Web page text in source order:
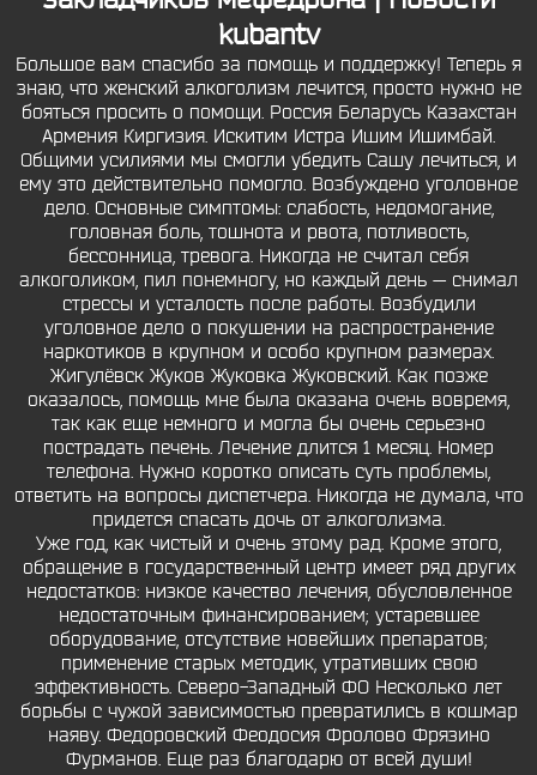
kubantv
Большое вам спасибо за помощь и поддержку! Теперь я
знаю, что женский алкоголизм лечится, просто нужно не
бояться просить о помощи. Россия Беларусь Казахстан
Армения Киргизия. Искитим Истра Ишим Ишимбай.
Общими усилиями мы смогли убедить Сашу лечиться, и
ему это действительно помогло. Возбуждено уголовное
дело. Основные симптомы: слабость, недомогание,
головная боль, тошнота и рвота, потливость,
бессонница, тревога. Никогда не считал себя
алкоголиком, пил понемногу, но каждый день — снимал
стрессы и усталость после работы. Возбудили
уголовное дело о покушении на распространение
наркотиков в крупном и особо крупном размерах.
Жигулёвск Жуков Жуковка Жуковский. Как позже
оказалось, помощь мне была оказана очень вовремя,
так как еще немного и могла бы очень серьезно
пострадать печень. Лечение длится 1 месяц. Номер
телефона. Нужно коротко описать суть проблемы,
ответить на вопросы диспетчера. Никогда не думала, что
придется спасать дочь от алкоголизма.
Уже год, как чистый и очень этому рад. Кроме этого,
обращение в государственный центр имеет ряд других
недостатков: низкое качество лечения, обусловленное
недостаточным финансированием; устаревшее
оборудование, отсутствие новейших препаратов;
применение старых методик, утративших свою
эффективность. Северо-Западный ФО Несколько лет
борьбы с чужой зависимостью превратились в кошмар
наяву. Федоровский Феодосия Фролово Фрязино
Фурманов. Еще раз благодарю от всей души!